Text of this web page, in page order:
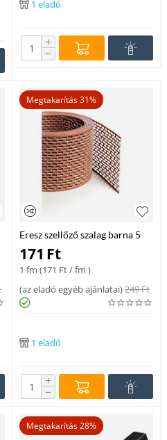
1 eladó
+
−
Megtakarítás 31%
Eresz szellőző szalag barna 5
cm
171 Ft
1 fm (171 Ft/ fm )
(az eladó egyéb ajánlatai)249Ft
1 eladó
+
−
Megtakarítás 28%